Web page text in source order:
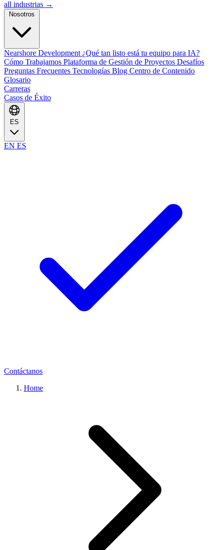
all industrias →
Nearshore Development ¿Qué tan listo está tu equipo para IA?
Cómo Trabajamos Plataforma de Gestión de Proyectos Desafíos
Preguntas Frecuentes Tecnologías Blog Centro de Contenido
Glosario
Carreras
Casos de Éxito
EN ES
Contáctanos
Home